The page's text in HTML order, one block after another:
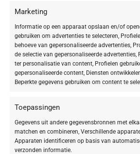
Marketing
Informatie op een apparaat opslaan en/of
gebruiken om advertenties te selecteren,
behoeve van gepersonaliseerde advertenties,
de selectie van gepersonaliseerde advertenties,
ter personalisatie van content, Profielen
gepersonaliseerde content, Diensten
Beperkte gegevens gebruiken om content te
Toepassingen
Gegevens uit andere gegevensbronnen met
matchen en combineren, Verschillende
Apparaten identificeren op basis van
verzonden informatie.
collectie is een crème-achtige foundation met
veeleisende, drogere huid. Dit product
huid, biedt betrouwbare dekking en geeft toch
natuurlijke look. Daarnaast zijn de
ampul zijnideaal bij eenafnemende
Met een make-up-penseel, sponsje of met de
van het gezicht naar buiten toe aanbrengen.